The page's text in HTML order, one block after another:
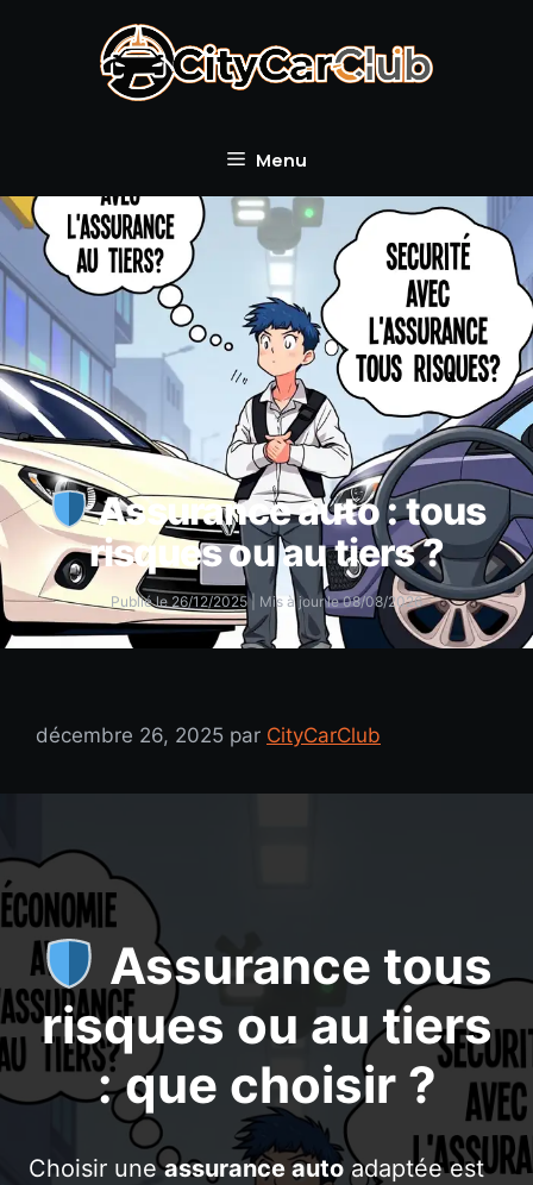
Menu
Assurance auto : tous
risques ou au tiers ?
Publié le 26/12/2025 | Mis à jour le 08/08/2026
décembre 26, 2025 par CityCarClub
Assurance tous
risques ou au tiers
: que choisir ?
Choisir uneassurance auto adaptée est